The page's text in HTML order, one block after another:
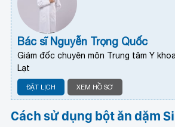
Bác sĩ Nguyễn Trọng Quốc
Giám đốc chuyên môn Trung tâm Y
Lạt
ĐẶT LỊCH XEM HỒ SƠ
Cách sử dụng bột ăn dặm